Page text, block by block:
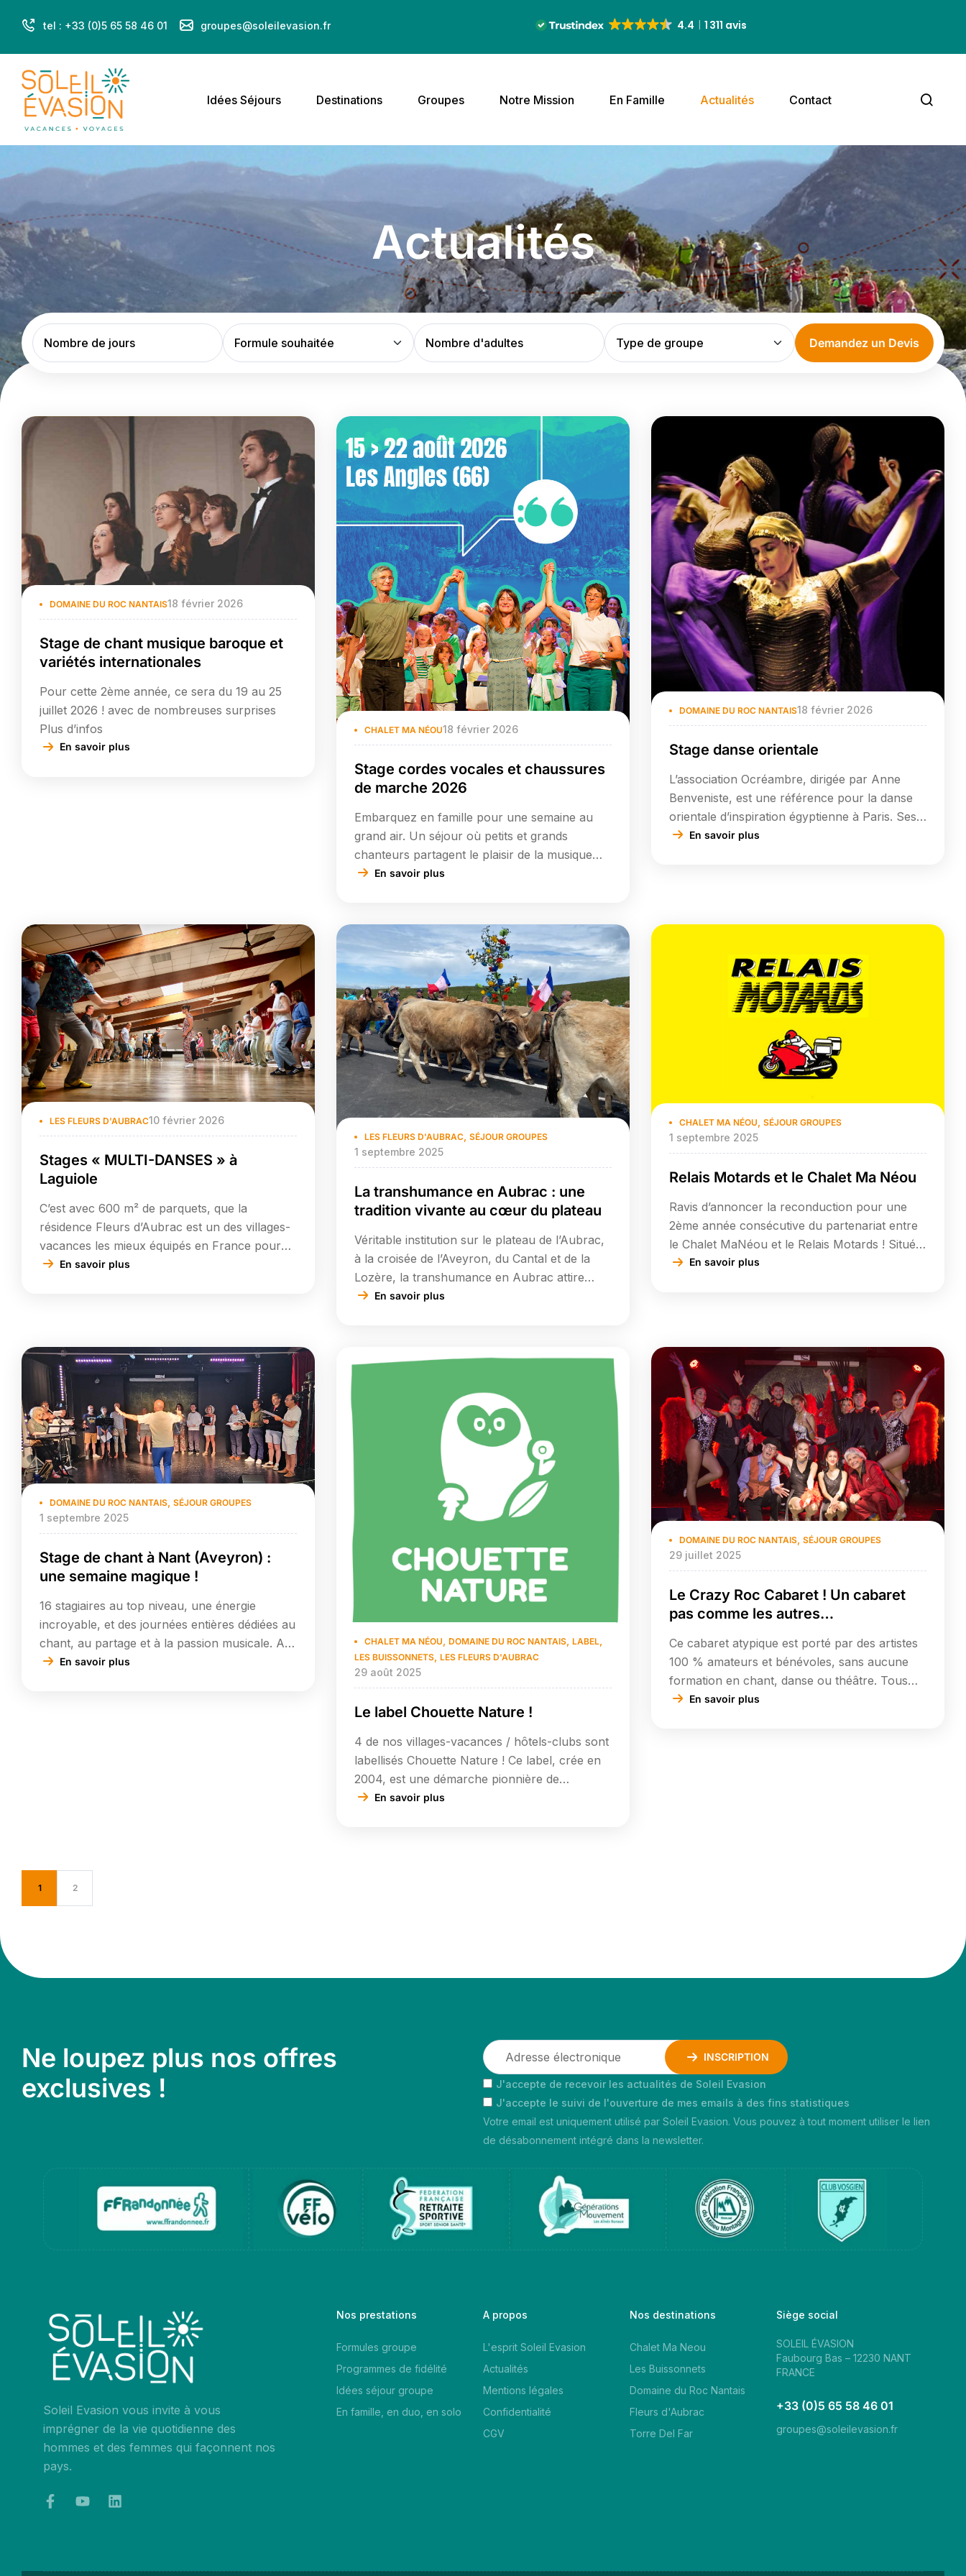
tel : +33 (0)5 65 58 46 01 groupes@soleilevasion.fr 4.4 1 311 avis
Idées Séjours Destinations Groupes Notre Mission En Famille Actualités Contact
Actualités
Demandez un Devis
DOMAINE DU ROC NANTAIS18 février 2026
Stage de chant musique baroque et
variétés internationales
Pour cette 2ème année, ce sera du 19 au 25
juillet 2026 ! avec de nombreuses surprises
Plus d’infos
En savoir plus
CHALET MA NÉOU18 février 2026
Stage cordes vocales et chaussures
de marche 2026
Embarquez en famille pour une semaine au
grand air. Un séjour où petits et grands
chanteurs partagent le plaisir de la musique
dans un cadre magnifique. Pour la 15e édition
diversifié et vivifiant : musique savante,
chanson contemporaine, pièces en
mouvement […]
En savoir plus
DOMAINE DU ROC NANTAIS18 février 2026
Stage danse orientale
L’association Ocréambre, dirigée par Anne
Benveniste, est une référence pour la danse
orientale d’inspiration égyptienne à Paris. Ses
stages se distinguent par une approche
juillet au 1er août 2026. Contact par email
En savoir plus
LES FLEURS D'AUBRAC10 février 2026
Stages « MULTI-DANSES » à
Laguiole
C’est avec 600 m² de parquets, que la
résidence Fleurs d’Aubrac est un des villages-
vacances les mieux équipés en France pour
accueillir des stages de danse tout au long de
En savoir plus
LES FLEURS D'AUBRAC SÉJOUR GROUPES
1 septembre 2025
La transhumance en Aubrac : une
tradition vivante au cœur du plateau
Véritable institution sur le plateau de l’Aubrac,
à la croisée de l’Aveyron, du Cantal et de la
Lozère, la transhumance en Aubrac attire
chaque année des milliers de visiteurs
En savoir plus
CHALET MA NÉOU SÉJOUR GROUPES
1 septembre 2025
Relais Motards et le Chalet Ma Néou
Ravis d’annoncer la reconduction pour une
2ème année consécutive du partenariat entre
le Chalet MaNéou et le Relais Motards ! Situé
au cœur des Pyrénées Catalanes, notre
d’honneur à offrir un […]
En savoir plus
DOMAINE DU ROC NANTAIS SÉJOUR GROUPES
1 septembre 2025
Stage de chant à Nant (Aveyron) :
une semaine magique !
16 stagiaires au top niveau, une énergie
incroyable, et des journées entières dédiées au
chant, au partage et à la passion musicale. Au
programme : Un concert variété enflammé au
En savoir plus
CHALET MA NÉOU DOMAINE DU ROC NANTAIS LABEL
LES BUISSONNETS LES FLEURS D'AUBRAC
29 août 2025
Le label Chouette Nature !
4 de nos villages-vacances / hôtels-clubs sont
labellisés Chouette Nature ! Ce label, crée en
2004, est une démarche pionnière de
développement durable dans le secteur du
En savoir plus
DOMAINE DU ROC NANTAIS SÉJOUR GROUPES
29 juillet 2025
Le Crazy Roc Cabaret ! Un cabaret
pas comme les autres…
Ce cabaret atypique est porté par des artistes
100 % amateurs et bénévoles, sans aucune
formation en chant, danse ou théâtre. Tous
exercent des métiers sans lien avec le monde
En savoir plus
1 2
Ne loupez plus nos offres
exclusives !
INSCRIPTION
J'accepte de recevoir les actualités de Soleil Evasion
J'accepte le suivi de l'ouverture de mes emails à des fins statistiques
Votre email est uniquement utilisé par Soleil Evasion. Vous pouvez à tout moment utiliser le lien
de désabonnement intégré dans la newsletter.
Soleil Evasion vous invite à vous
imprégner de la vie quotidienne des
hommes et des femmes qui façonnent nos
pays.
Nos prestations
Formules groupe
Programmes de fidélité
Idées séjour groupe
En famille, en duo, en solo
A propos
L'esprit Soleil Evasion
Actualités
Mentions légales
Confidentialité
CGV
Nos destinations
Chalet Ma Neou
Les Buissonnets
Domaine du Roc Nantais
Fleurs d'Aubrac
Torre Del Far
Siège social
SOLEIL ÉVASION
Faubourg Bas – 12230 NANT
FRANCE
+33 (0)5 65 58 46 01
groupes@soleilevasion.fr